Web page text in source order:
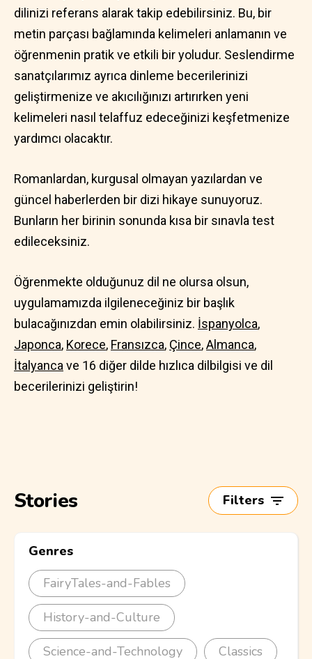
dilinizi referans alarak takip edebilirsiniz. Bu, bir
metin parçası bağlamında kelimeleri anlamanın ve
öğrenmenin pratik ve etkili bir yoludur. Seslendirme
sanatçılarımız ayrıca dinleme becerilerinizi
geliştirmenize ve akıcılığınızı artırırken yeni
kelimeleri nasıl telaffuz edeceğinizi keşfetmenize
yardımcı olacaktır.
Romanlardan, kurgusal olmayan yazılardan ve
güncel haberlerden bir dizi hikaye sunuyoruz.
Bunların her birinin sonunda kısa bir sınavla test
edileceksiniz.
Öğrenmekte olduğunuz dil ne olursa olsun,
uygulamamızda ilgileneceğiniz bir başlık
bulacağınızdan emin olabilirsiniz. İspanyolca,
Japonca, Korece, Fransızca, Çince,Almanca,
İtalyanca ve 16 diğer dilde hızlıca dilbilgisi ve dil
becerilerinizi geliştirin!
Stories Filters
Genres
FairyTales-and-Fables
History-and-Culture
Science-and-Technology Classics